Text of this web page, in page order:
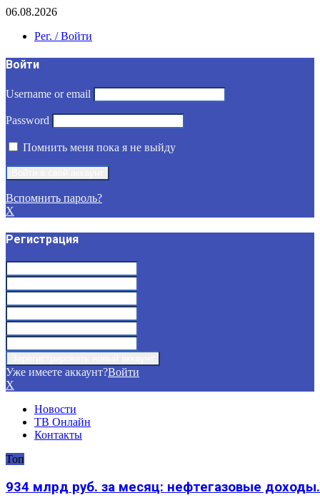
06.08.2026
Рег. / Войти
Войти
Username or email
Password
Помнить меня пока я не выйду
Вспомнить пароль?
X
Регистрация
Уже имеете аккаунт?Войти
X
Новости
ТВ Онлайн
Контакты
Топ
934 млрд руб. за месяц: нефтегазовые